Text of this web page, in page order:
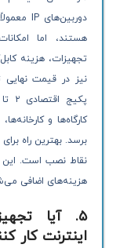
هستند، اما
تجهیزات، هزینه
نیز در قیمت نهایی
برسد. بهترین راه
نقاط نصب است. این
هزینه‌های اضافی
۵. آیا
اینترنت کار